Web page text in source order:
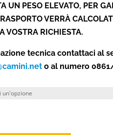
UN PESO ELEVATO, PER
VERRÀ
VOSTRA RICHIESTA.
tecnica contattaci al
o al numero